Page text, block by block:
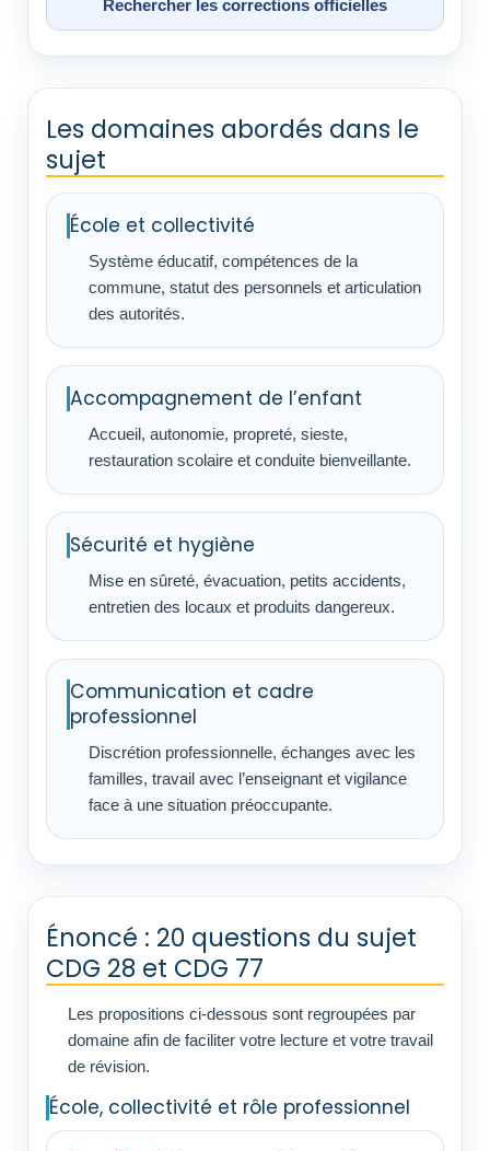
Rechercher les corrections officielles
Les domaines abordés dans le
sujet
École et collectivité
Système éducatif, compétences de la
commune, statut des personnels et articulation
des autorités.
Accompagnement de l’enfant
Accueil, autonomie, propreté, sieste,
restauration scolaire et conduite bienveillante.
Sécurité et hygiène
Mise en sûreté, évacuation, petits accidents,
entretien des locaux et produits dangereux.
Communication et cadre
professionnel
Discrétion professionnelle, échanges avec les
familles, travail avec l’enseignant et vigilance
face à une situation préoccupante.
Énoncé : 20 questions du sujet
CDG 28 et CDG 77
Les propositions ci-dessous sont regroupées par
domaine afin de faciliter votre lecture et votre travail
de révision.
École, collectivité et rôle professionnel